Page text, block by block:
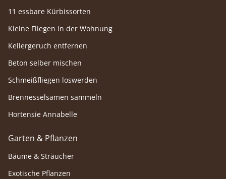
11 essbare Kürbissorten
Kleine Fliegen in der Wohnung
Kellergeruch entfernen
Beton selber mischen
Schmeißfliegen loswerden
Brennesselsamen sammeln
Hortensie Annabelle
Garten & Pflanzen
Bäume & Sträucher
Exotische Pflanzen